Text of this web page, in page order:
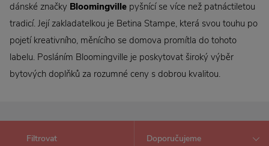
dánské značky Bloomingville pyšnící se více než patnáctiletou
tradicí. Její zakladatelkou je Betina Stampe, která svou touhu po
pojetí kreativního, měnícího se domova promítla do tohoto
labelu. Posláním Bloomingville je poskytovat široký výběr
bytových doplňků za rozumné ceny s dobrou kvalitou.
Filtrovat